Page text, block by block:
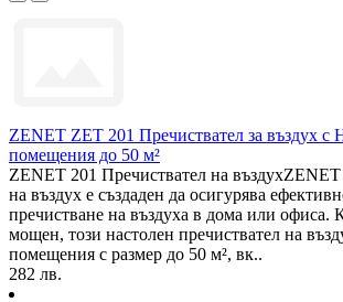
ZENET ZET 201 Пречиствател за въздух с
помещения до 50 м²
ZENET 201 Пречиствател на въздухZENET
на въздух е създаден да осигурява
пречистване на въздуха в дома или офиса.
мощен, този настолен пречиствател на
помещения с размер до 50 м², вк..
282 лв.